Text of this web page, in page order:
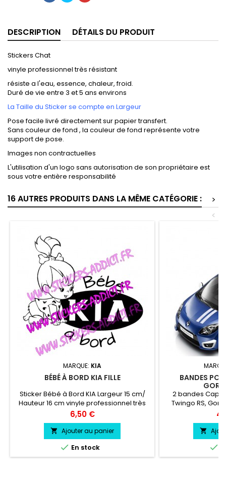
DESCRIPTION DÉTAILS DU PRODUIT
Stickers Chat
vinyle professionnel très résistant
résiste a l'eau, essence, chaleur, froid.
Duré de vie entre 3 et 5 ans environs
La Taille du Sticker se compte en Largeur
Pose facile livré directement sur papier transfert.
Sans couleur de fond , la couleur de fond représente votre
support de pose.
Images non contractuelles
L'utilisation d'un logo sans autorisation de son propriétaire est
sous votre entière responsabilité
16 AUTRES PRODUITS DANS LA MÊME CATÉGORIE :
>
<
MARQUE: KIA
BÉBÉ À BORD KIA FILLE
Sticker Bébé à Bord KIA Largeur 15 cm/
Hauteur 16 cm vinyle professionnel très
résistant résiste a l'eau, essence,
chaleur, froid.
Prix
6,50 €
 Ajouter au panier
 En stock
BANDES
2 bandes
Twingo RS,
bande pour le
bande pour le
coffre 45 cm
résistant
chaleur,
ans

